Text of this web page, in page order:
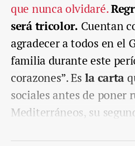
que nunca olvidaré.
será tricolor. Cuentan
agradecer a todos en el
familia durante este
corazones”. Es la carta
sociales antes de poner
Mediterráneos, su